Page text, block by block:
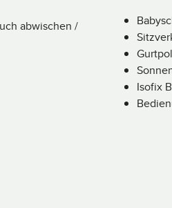
abwischen /
Isofix